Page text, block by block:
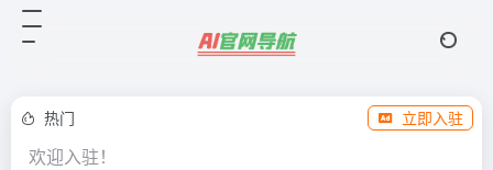
热门 立即入驻
欢迎入驻！